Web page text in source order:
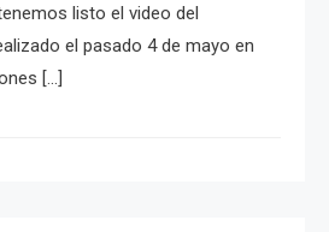
listo el video del
el pasado 4 de mayo en
[…]